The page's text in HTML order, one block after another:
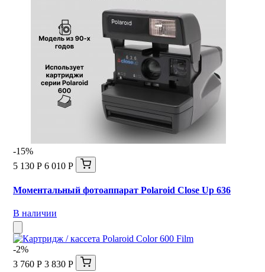
-15%
5 130 Р 6 010 Р
Моментальный фотоаппарат Polaroid Close Up 636
В наличии
-2%
3 760 Р 3 830 Р